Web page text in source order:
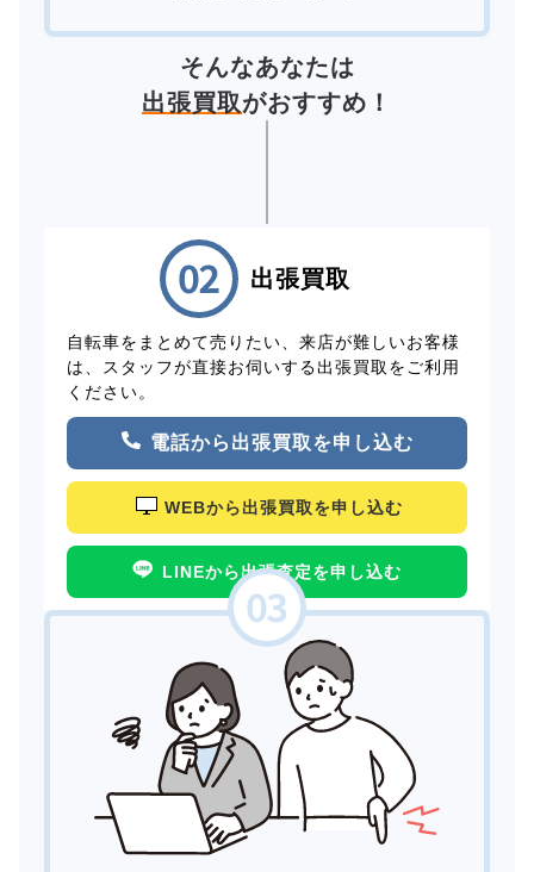
そんなあなたは
出張買取がおすすめ！
出張買取
自転車をまとめて売りたい、来店が難しいお客様
は、スタッフが直接お伺いする出張買取をご利用
ください。
電話から出張買取を申し込む
WEBから出張買取を申し込む
LINEから出張査定を申し込む